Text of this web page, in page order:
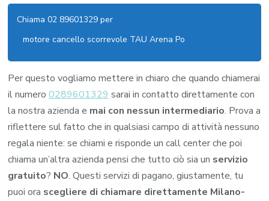
Chiama 02 89601329 per
motore cancello scorrevole TAU Arena Po
Per questo vogliamo mettere in chiaro che quando chiamerai
il numero0289601329sarai in contatto direttamente con
la nostra azienda e mai con nessun intermediario. Prova a
riflettere sul fatto che in qualsiasi campo di attività nessuno
regala niente: se chiami e risponde un call center che poi
chiama un’altra azienda pensi che tutto ciò sia un servizio
gratuito? NO. Questi servizi di pagano, giustamente, tu
puoi ora scegliere di chiamare direttamente Milano-